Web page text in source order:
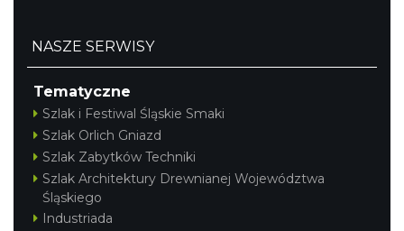
NASZE SERWISY
Tematyczne
Szlak i Festiwal Śląskie Smaki
Szlak Orlich Gniazd
Szlak Zabytków Techniki
Szlak Architektury Drewnianej Województwa
Śląskiego
Industriada